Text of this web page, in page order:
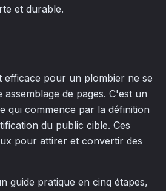
et durable.
efficace pour un plombier ne se
assemblage de pages. C'est un
qui commence par la définition
du public cible. Ces
pour attirer et convertir des
guide pratique en cinq étapes,